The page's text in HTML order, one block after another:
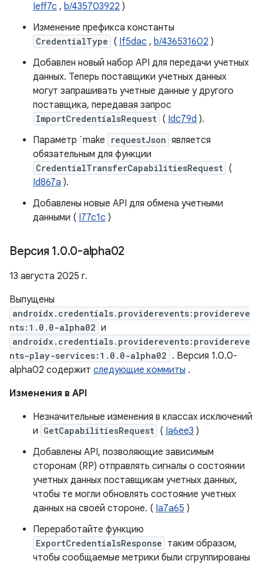
Ieff7c , b/435703922 )
Изменение префикса константы
CredentialType ( If5dac , b/436531602 )
Добавлен новый набор API для передачи учетных
данных. Теперь поставщики учетных данных
могут запрашивать учетные данные у другого
поставщика, передавая запрос
ImportCredentialsRequest ( Idc79d ).
Параметр `make
requestJson является
обязательным для функции
CredentialTransferCapabilitiesRequest (
Id867a ).
Добавлены новые API для обмена учетными
данными ( I77c1c )
Версия 1.0.0-alpha02
13 августа 2025 г.
Выпущены
androidx.credentials.providerevents:providereve
nts:1.0.0-alpha02 и
androidx.credentials.providerevents:providereve
nts-play-services:1.0.0-alpha02 . Версия 1.0.0-
alpha02 содержит следующие коммиты .
Изменения в API
Незначительные изменения в классах исключений
и GetCapabilitiesRequest ( Ia6ee3 )
Добавлены API, позволяющие зависимым
сторонам (RP) отправлять сигналы о состоянии
учетных данных поставщикам учетных данных,
чтобы те могли обновлять состояние учетных
данных на своей стороне. ( Ia7a65 )
Переработайте функцию
ExportCredentialsResponse таким образом,
чтобы сообщаемые метрики были сгруппированы